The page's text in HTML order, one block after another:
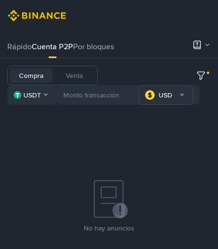
RápidoCuenta P2PPor bloques
Compra Venta
USDT USD
No hay anuncios